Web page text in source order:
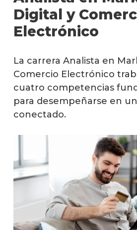
Digital y
Electrónico
La carrera Analista en
Comercio Electrónico
cuatro competencias
para desempeñarse en
conectado.